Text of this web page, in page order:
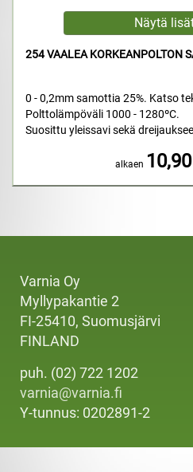
254 VAALEA KORKEANPOLTON
0 - 0,2mm samottia 25%. Katso
Polttolämpöväli 1000 - 1280ºC.
Suosittu yleissavi sekä
alkaen
Varnia Oy
Myllypakantie 2
FI-25410, Suomusjärvi
FINLAND
puh. (02) 722 1202
varnia@varnia.fi
Y-tunnus: 0202891-2